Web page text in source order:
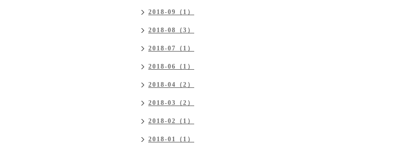
2018-09（1）
2018-08（3）
2018-07（1）
2018-06（1）
2018-04（2）
2018-03（2）
2018-02（1）
2018-01（1）